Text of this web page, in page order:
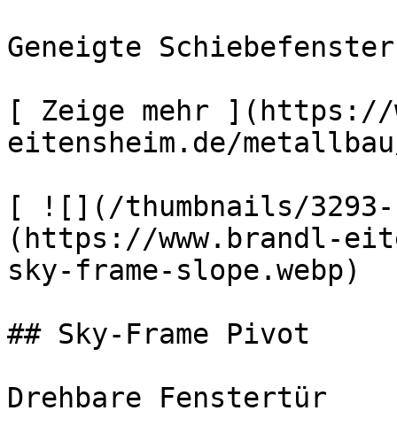
Geneigte Schiebefenster
[ Zeige mehr ](https://
eitensheim.de/
[ ![](/thumbnails/3293-
(https://www.brandl-
sky-frame-slope.webp)
## Sky-Frame Pivot
Drehbare Fenstertür